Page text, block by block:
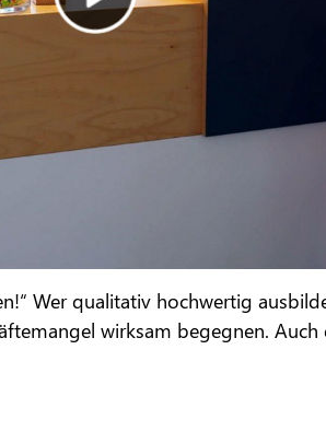
Wer qualitativ hochwertig
wirksam begegnen.